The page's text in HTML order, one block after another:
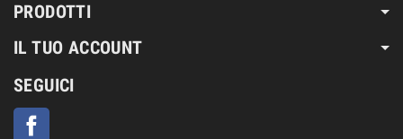
PRODOTTI
IL TUO ACCOUNT
SEGUICI